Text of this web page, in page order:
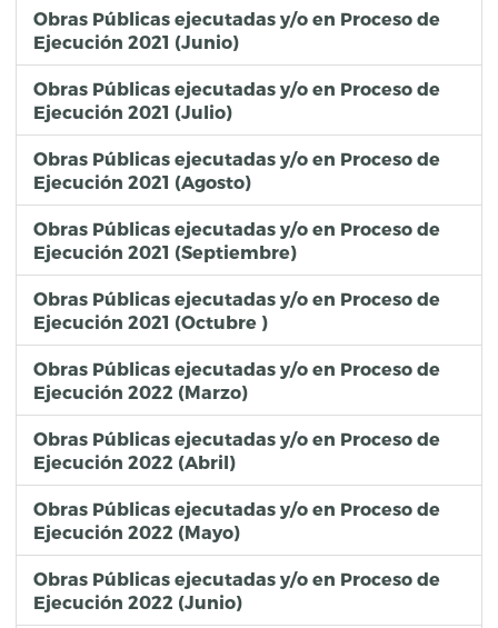
Obras Públicas ejecutadas y/o en Proceso de
Ejecución 2021 (Junio)
Obras Públicas ejecutadas y/o en Proceso de
Ejecución 2021 (Julio)
Obras Públicas ejecutadas y/o en Proceso de
Ejecución 2021 (Agosto)
Obras Públicas ejecutadas y/o en Proceso de
Ejecución 2021 (Septiembre)
Obras Públicas ejecutadas y/o en Proceso de
Ejecución 2021 (Octubre )
Obras Públicas ejecutadas y/o en Proceso de
Ejecución 2022 (Marzo)
Obras Públicas ejecutadas y/o en Proceso de
Ejecución 2022 (Abril)
Obras Públicas ejecutadas y/o en Proceso de
Ejecución 2022 (Mayo)
Obras Públicas ejecutadas y/o en Proceso de
Ejecución 2022 (Junio)